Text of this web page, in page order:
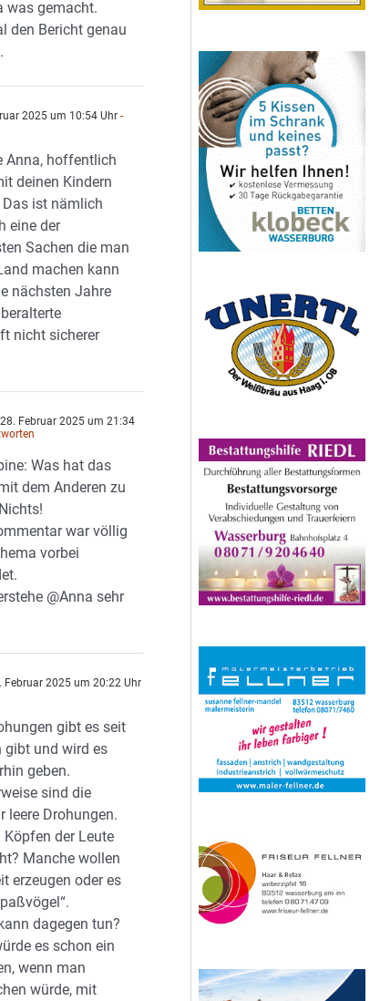
was gemacht.
den Bericht genau
2025 um 10:54 Uhr -
Anna, hoffentlich
deinen Kindern
ist nämlich
eine der
Sachen die man
machen kann
nächsten Jahre
nicht sicherer
28. Februar 2025 um 21:34
Was hat das
dem Anderen zu
war völlig
vorbei
@Anna sehr
Februar 2025 um 20:22 Uhr
gibt es seit
gibt und wird es
geben.
sind die
leere Drohungen.
Köpfen der Leute
Manche wollen
erzeugen oder es
dagegen tun?
es schon ein
wenn man
würde, mit